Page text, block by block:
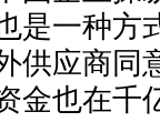
是一种方
供应商同
金也在千